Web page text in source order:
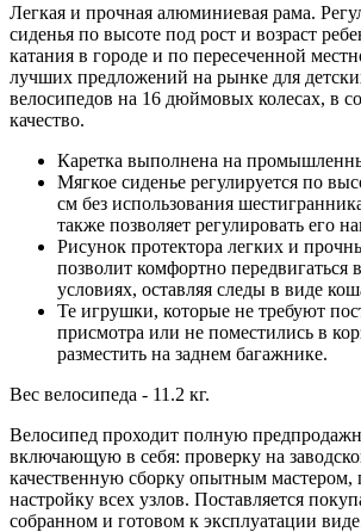
Легкая и прочная алюминиевая рама.
сиденья по высоте под рост и возраст
катания в городе и по пересеченной
лучших предложений на рынке для
велосипедов на 16 дюймовых колесах, в
качество.
Каретка выполнена на
Мягкое сиденье регулируется по
см без использования
также позволяет регулировать его
Рисунок протектора легких и
позволит комфортно передвигаться
условиях, оставляя следы в виде
Те игрушки, которые не требуют
присмотра или не поместились в
разместить на заднем багажнике.
Вес велосипеда - 11.2 кг.
Велосипед проходит полную
включающую в себя: проверку на
качественную сборку опытным мастером,
настройку всех узлов. Поставляется
собранном и готовом к эксплуатации